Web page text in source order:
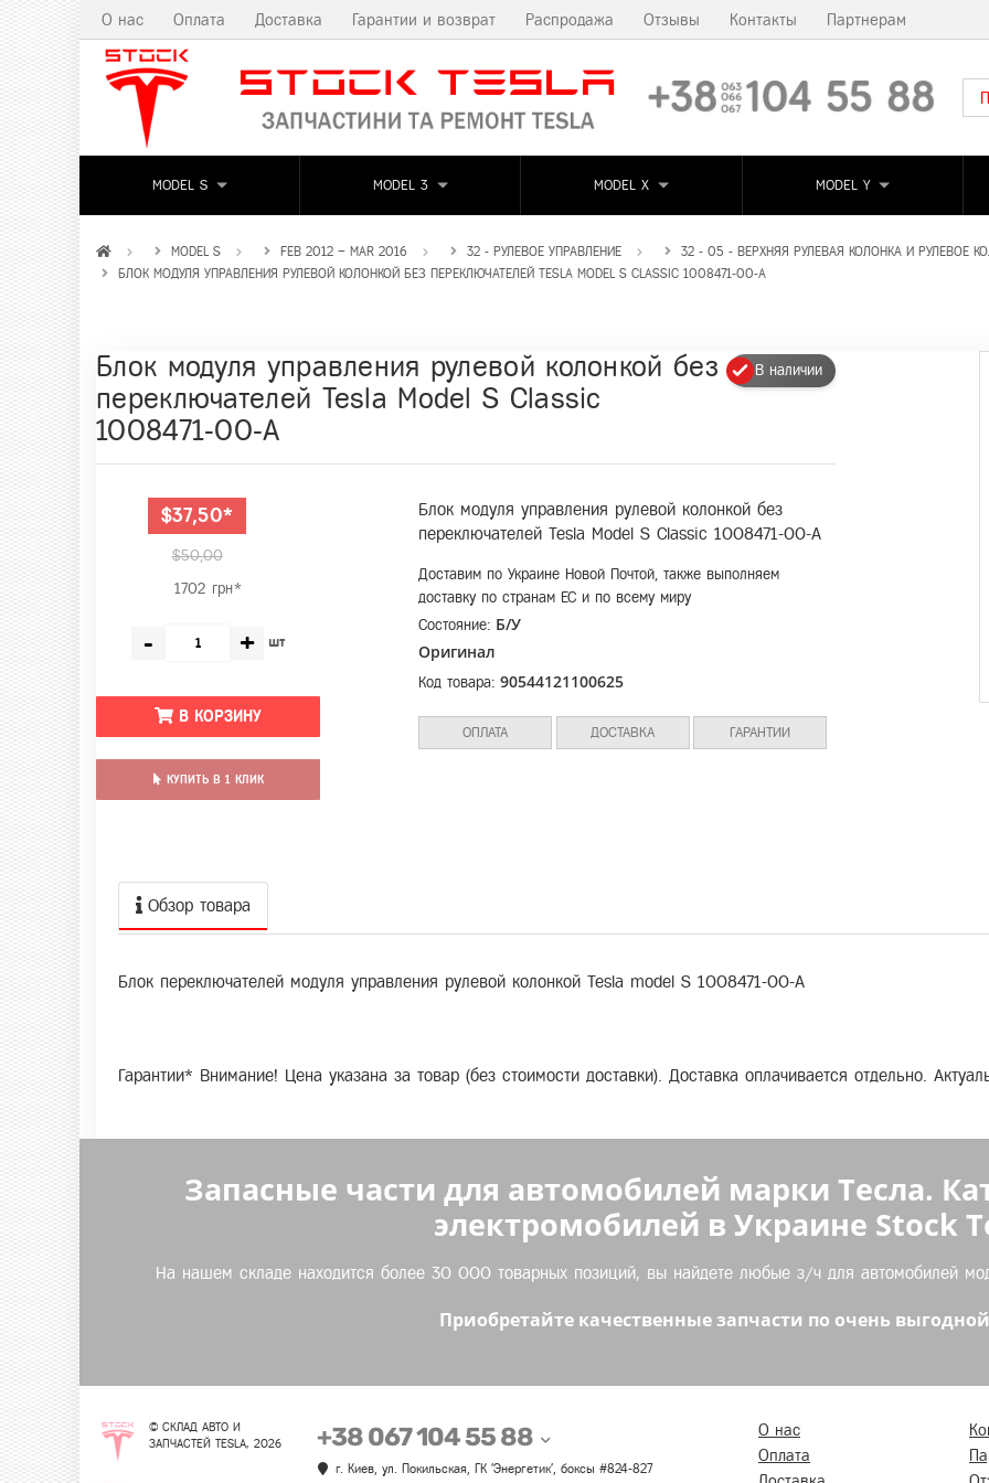
О нас Оплата Доставка Гарантии и возврат Распродажа Отзывы Контакты Партнерам
MODEL S MODEL 3 MODEL X MODEL Y
MODEL S FEB 2012 – MAR 2016 32 - РУЛЕВОЕ УПРАВЛЕНИЕ
32 - 05 - ВЕРХНЯЯ РУЛЕВАЯ КОЛОНКА И РУЛЕВОЕ
БЛОК МОДУЛЯ УПРАВЛЕНИЯ РУЛЕВОЙ КОЛОНКОЙ БЕЗ ПЕРЕКЛЮЧАТЕЛЕЙ TESLA MODEL S CLASSIC 1008471-00-A
В наличии
Блок модуля управления рулевой колонкой без
переключателей Tesla Model S Classic
1008471-00-A
$37,50*
$50,00
1702 грн*
- + шт
В КОРЗИНУ
КУПИТЬ В 1 КЛИК
Блок модуля управления рулевой колонкой без
переключателей Tesla Model S Classic 1008471-00-A
Доставим по Украине Новой Почтой, также выполняем
доставку по странам ЕС и по всему миру
Состояние: Б/У
Оригинал
Код товара: 90544121100625
ОПЛАТА ДОСТАВКА ГАРАНТИИ
Обзор товара
Блок переключателей модуля управления рулевой колонкой Tesla model S 1008471-00-A
Гарантии* Внимание! Цена указана за товар (без стоимости доставки). Доставка оплачивается отдельно.
Запасные части для автомобилей марки Тесла.
электромобилей в Украине Stock
На нашем складе находится более 30 000 товарных позиций, вы найдете любые з/ч для автомобилей
Приобретайте качественные запчасти по очень
© СКЛАД АВТО И
ЗАПЧАСТЕЙ TESLA, 2026
+38 067 104 55 88
г. Киев, ул. Покильская, ГК 'Энергетик', боксы #824-827
О нас
Оплата